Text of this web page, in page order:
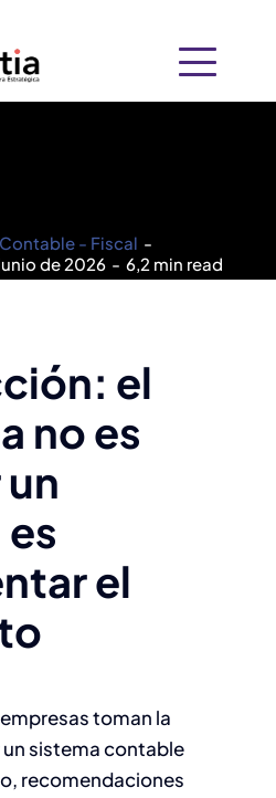
Contable - Fiscal -
de 2026 - 6,2 min read
el
no es
el
toman la
sistema contable
recomendaciones